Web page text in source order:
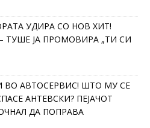
УДИРА СО НОВ ХИТ!
ТУШЕ ЈА ПРОМОВИРА „ТИ СИ
ВО АВТОСЕРВИС! ШТО МУ СЕ
АНТЕВСКИ? ПЕЈАЧОТ
ДА ПОПРАВА